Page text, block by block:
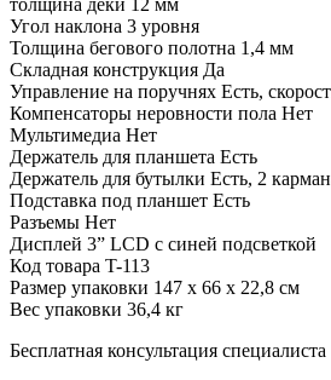
толщина деки 12 мм
Угол наклона 3 уровня
Толщина бегового полотна 1,4 мм
Складная конструкция Да
Управление на поручнях Есть,
Компенсаторы неровности пола Нет
Мультимедиа Нет
Держатель для планшета Есть
Держатель для бутылки Есть, 2
Подставка под планшет Есть
Разъемы Нет
Дисплей 3” LCD с синей подсветкой
Код товара T-113
Размер упаковки 147 х 66 х 22,8 см
Вес упаковки 36,4 кг
Бесплатная консультация специалиста